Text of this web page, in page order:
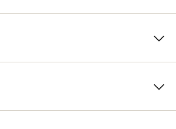
dass Sie zu Ihrem Recht kommen.
Beraten lassen
Denn durch unsere flexiblen